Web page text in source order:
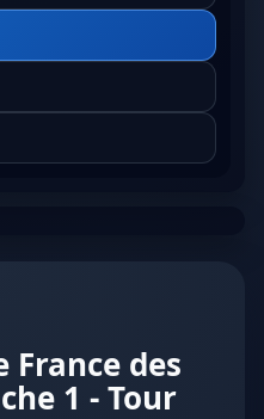
France des
1 - Tour